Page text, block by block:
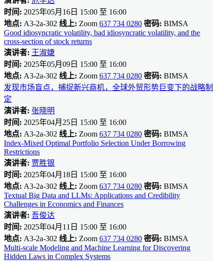
时间: 2025年05月16日 15:00 至 16:00
地点: A3-2a-302 线上: Zoom 637 734 0280 密码: BIMSA
Good idiosyncratic volatility, bad idiosyncratic volatility, and the
cross-section of stock returns
演讲者: 王淑婕
时间: 2025年05月09日 15:00 至 16:00
地点: A3-2a-302 线上: Zoom 637 734 0280 密码: BIMSA
发现市场盲点，捕捉新兴商机，全球外贸形势巨变下的战略制
定
演讲者: 张晓明
时间: 2025年04月25日 15:00 至 16:00
地点: A3-2a-302 线上: Zoom 637 734 0280 密码: BIMSA
Index-Mixed Optimal Portfolio Selection Under Borrowing
Restrictions
演讲者: 贾胜银
时间: 2025年04月18日 15:00 至 16:00
地点: A3-2a-302 线上: Zoom 637 734 0280 密码: BIMSA
Textual Big Data and LLMs: Applications and Credibility
Challenges in Economics and Finances
演讲者: 吾俊达
时间: 2025年04月11日 15:00 至 16:00
地点: A3-2a-302 线上: Zoom 637 734 0280 密码: BIMSA
Multi-scale Modeling and Machine Learning for Discovering
Hidden Laws in Complex Systems